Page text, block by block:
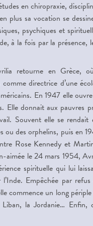
en chiropraxie,
plus sa vocation se
psychiques et
à la fois par la présence,
retourne en Grèce,
directrice d’une
En 1947 elle
Elle donnait aux pauvres
Souvent elle se rendait
ou des orphelins, puis en
Rose Kennedy et
aimée le 24 mars 1954,
spirituelle qui lui
Empêchée par refus
commence un long
la Jordanie… Enfin,